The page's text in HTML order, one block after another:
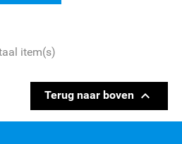
item(s)
Terug naar boven 